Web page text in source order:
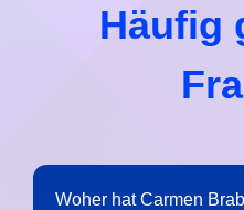
Häufig
Woher hat Carmen